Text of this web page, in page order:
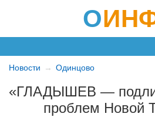
О
Новости Одинцово
«ГЛАДЫШЕВ —
проблем Новой